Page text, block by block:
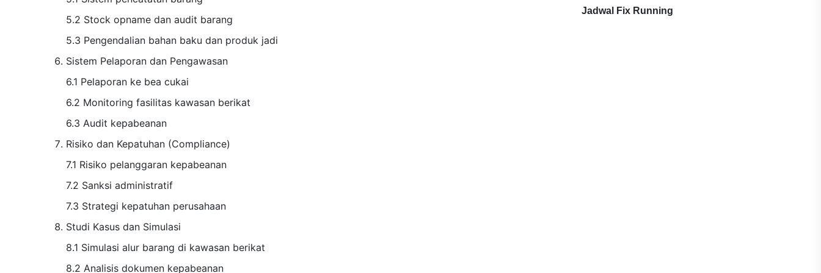
Jadwal Fix Running
5.2 Stock opname dan audit barang
5.3 Pengendalian bahan baku dan produk jadi
Sistem Pelaporan dan Pengawasan
6.1 Pelaporan ke bea cukai
6.2 Monitoring fasilitas kawasan berikat
6.3 Audit kepabeanan
Risiko dan Kepatuhan (Compliance)
7.1 Risiko pelanggaran kepabeanan
7.2 Sanksi administratif
7.3 Strategi kepatuhan perusahaan
Studi Kasus dan Simulasi
8.1 Simulasi alur barang di kawasan berikat
8.2 Analisis dokumen kepabeanan